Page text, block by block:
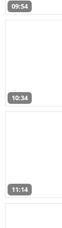
09:54
10:34
11:14